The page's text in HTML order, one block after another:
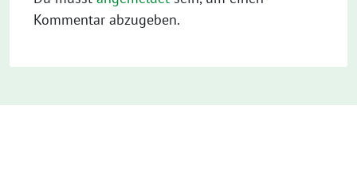
Kommentar abzugeben.